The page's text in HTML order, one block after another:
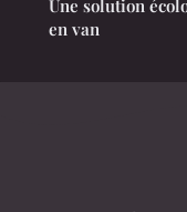
Une solution
en van